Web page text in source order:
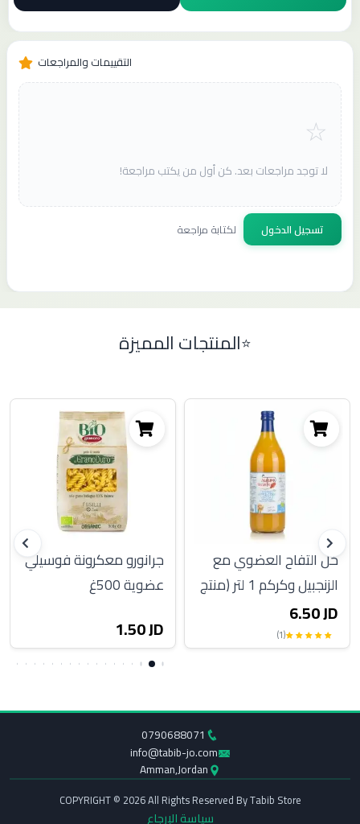
التقييمات والمراجعات
لا توجد مراجعات بعد. كن أول من يكتب مراجعة!
تسجيل الدخول لكتابة مراجعة
المنتجات المميزة
خل التفاح العضوي مع
الزنجبيل وكركم 1 لتر (منتج
ايطالي)
6.50 JD
(1)
جرانورو معكرونة فوسيلي
عضوية 500غ
1.50 JD
0790688071
info@tabib-jo.com
Amman,Jordan
COPYRIGHT © 2026 All Rights Reserved By Tabib Store
سياسة الإرجاع